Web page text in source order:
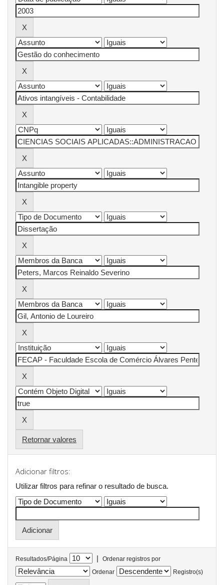
Retornar valores
Adicionar filtros:
Utilizar filtros para refinar o resultado de busca.
Resultados/Página |
Ordenar registros por
Ordenar
Registro(s)